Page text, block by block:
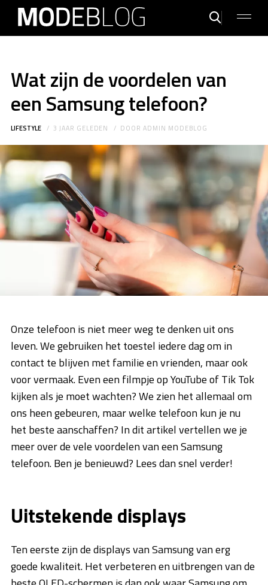
Wat zijn de voordelen van
een Samsung telefoon?
LIFESTYLE 3 JAAR GELEDEN DOORADMIN MODEBLOG
Onze telefoon is niet meer weg te denken uit ons
leven. We gebruiken het toestel iedere dag om in
contact te blijven met familie en vrienden, maar ook
voor vermaak. Even een filmpje op YouTube of Tik Tok
kijken als je moet wachten? We zien het allemaal om
ons heen gebeuren, maar welke telefoon kun je nu
het beste aanschaffen? In dit artikel vertellen we je
meer over de vele voordelen van een Samsung
telefoon. Ben je benieuwd? Lees dan snel verder!
Uitstekende displays
Ten eerste zijn de displays van Samsung van erg
goede kwaliteit. Het verbeteren en uitbrengen van de